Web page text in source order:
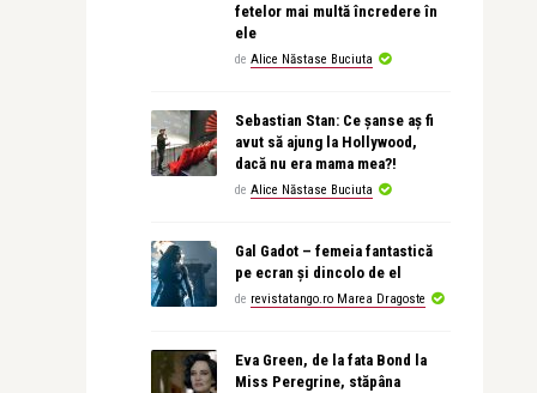
fetelor mai multă încredere în
ele
de Alice Năstase Buciuta
Sebastian Stan: Ce șanse aș fi
avut să ajung la Hollywood,
dacă nu era mama mea?!
de Alice Năstase Buciuta
Gal Gadot – femeia fantastică
pe ecran și dincolo de el
de revistatango.ro Marea Dragoste
Eva Green, de la fata Bond la
Miss Peregrine, stăpâna